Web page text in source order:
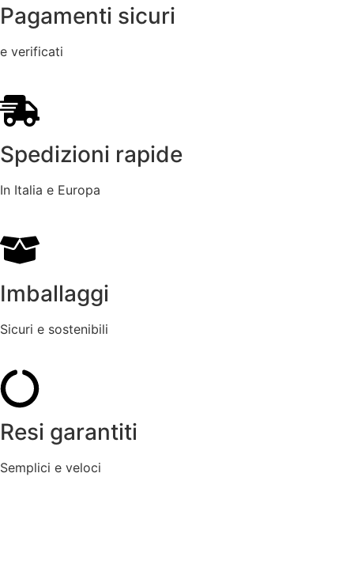
Pagamenti sicuri
e verificati
Spedizioni rapide
In Italia e Europa
Imballaggi
Sicuri e sostenibili
Resi garantiti
Semplici e veloci